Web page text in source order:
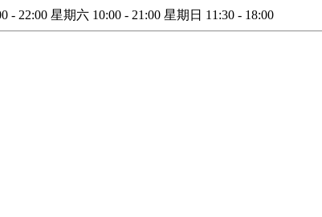
- 22:00 星期六 10:00 - 21:00 星期日 11:30 - 18:00